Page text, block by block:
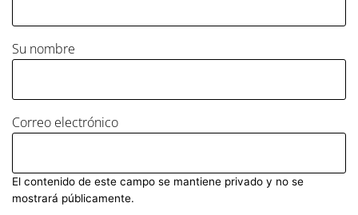
Su nombre
Correo electrónico
El contenido de este campo se mantiene privado y no se
mostrará públicamente.